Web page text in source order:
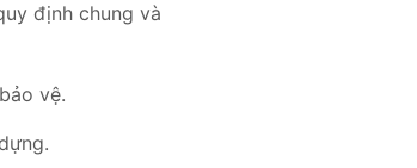
định chung và
vệ.